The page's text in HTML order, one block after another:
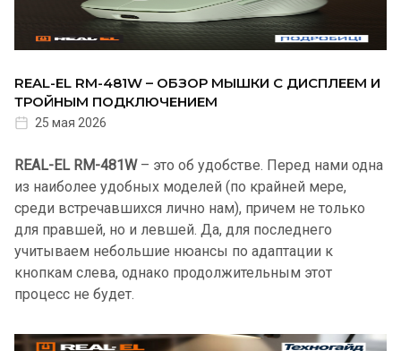
REAL-EL RM-481W – ОБЗОР МЫШКИ С ДИСПЛЕЕМ И
ТРОЙНЫМ ПОДКЛЮЧЕНИЕМ
25 мая 2026
REAL-EL RM-481W– это об удобстве. Перед нами одна
из наиболее удобных моделей (по крайней мере,
среди встречавшихся лично нам), причем не только
для правшей, но и левшей. Да, для последнего
учитываем небольшие нюансы по адаптации к
кнопкам слева, однако продолжительным этот
процесс не будет.